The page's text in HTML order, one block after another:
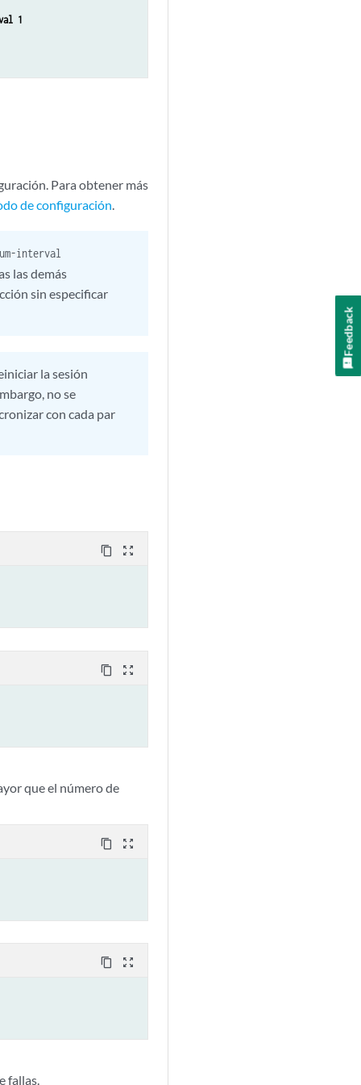
1
Para obtener más
de configuración.
interval
las demás
sin especificar
la sesión
no se
con cada par
content_copy zoom_out_map
content_copy zoom_out_map
que el número de
content_copy zoom_out_map
content_copy zoom_out_map
fallas.
Feedback